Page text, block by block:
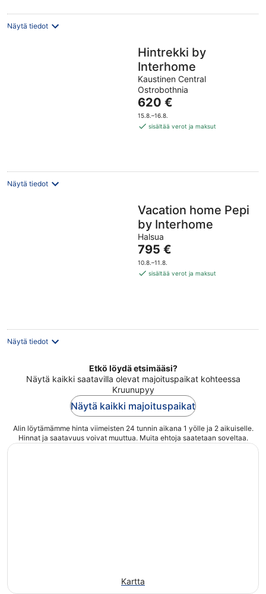
Näytä tiedot
Hintrekki by
Interhome
Kaustinen Central
Ostrobothnia
Hinta
on
620 €
620 €
15.8.–16.8.
sisältää verot ja maksut
Näytä tiedot
Vacation home Pepi
by Interhome
Halsua
Hinta
on
795 €
795 €
10.8.–11.8.
sisältää verot ja maksut
Näytä tiedot
Etkö löydä etsimääsi?
Näytä kaikki saatavilla olevat majoituspaikat kohteessa
Kruunupyy
Näytä kaikki majoituspaikat
Alin löytämämme hinta viimeisten 24 tunnin aikana 1 yölle ja 2 aikuiselle.
Hinnat ja saatavuus voivat muuttua. Muita ehtoja saatetaan soveltaa.
Kartta